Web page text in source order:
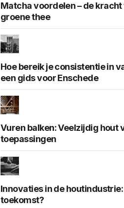
Matcha voordelen – de
groene thee
Hoe bereik je consistentie in
een gids voor Enschede
Vuren balken: Veelzijdig hout
toepassingen
Innovaties in de
toekomst?